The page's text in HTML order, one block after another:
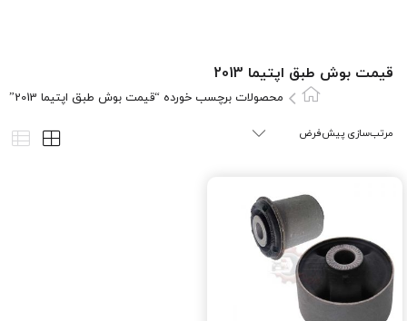
قیمت بوش طبق اپتیما 2013
محصولات برچسب خورده “قیمت بوش طبق اپتیما 2013”